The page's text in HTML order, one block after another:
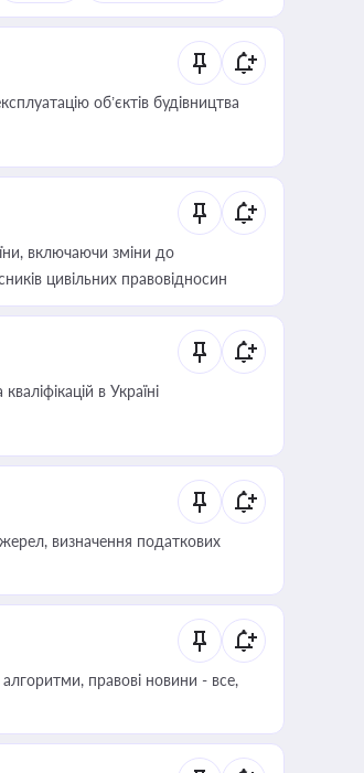
об’єктів будівництва
включаючи зміни до
цивільних правовідносин
в Україні
визначення податкових
правові новини - все,